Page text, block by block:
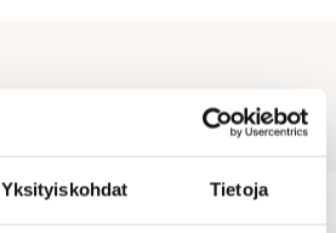
Yksityiskohdat Tietoja